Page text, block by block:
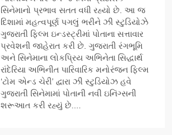
સિનેમાનો પ્રભાવ સતત વધી રહ્યો છે. આ જ
દિશામાં મહત્વપૂર્ણ પગલું ભરીને ઝી સ્ટુડિયોઝે
ગુજરાતી ફિલ્મ ઇન્ડસ્ટ્રીમાં પોતાના સત્તાવાર
પ્રવેશની જાહેરાત કરી છે. ગુજરાતી રંગભૂમિ
અને સિનેમાના લોકપ્રિય અભિનેતા સિદ્ધાર્થ
રાંદેરિયા અભિનીત પારિવારિક મનોરંજન ફિલ્મ
‘ટોમ એન્ડ ચેરી’ દ્વારા ઝી સ્ટુડિયોઝ હવે
ગુજરાતી સિનેમામાં પોતાની નવી ઇનિંગ્સની
શરૂઆત કરી રહ્યું છે....
કાર્ડ રીડિંગ અંગે માહિતી આપી
AHMEDABAD
ફિંગરટિપ્સ દ્વારા “યુનિક
વૃક્ષારોપણ” અંતર્ગત 1 લાખ વૃક્ષો
વાવવાના મહાઅભિયાનનો ભવ્ય
પ્રારંભ
AHMEDABAD